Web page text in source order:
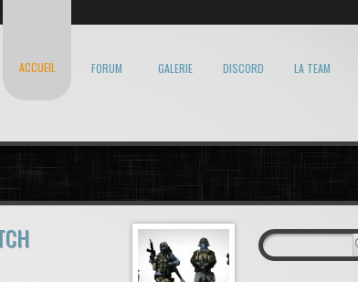
ACCUEIL FORUM GALERIE DISCORD LA TEAM